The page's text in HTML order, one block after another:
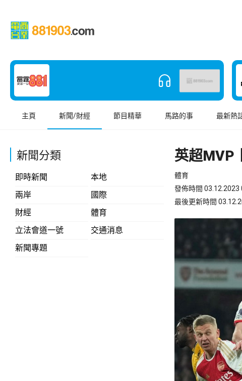
主頁 新聞/財經 節目精華 馬路的事 最新熱
新聞分類
即時新聞
本地
兩岸
國際
財經
體育
立法會道一號
交通消息
新聞專題
英超MVP
體育
發佈時間 03.12.2023
最後更新時間